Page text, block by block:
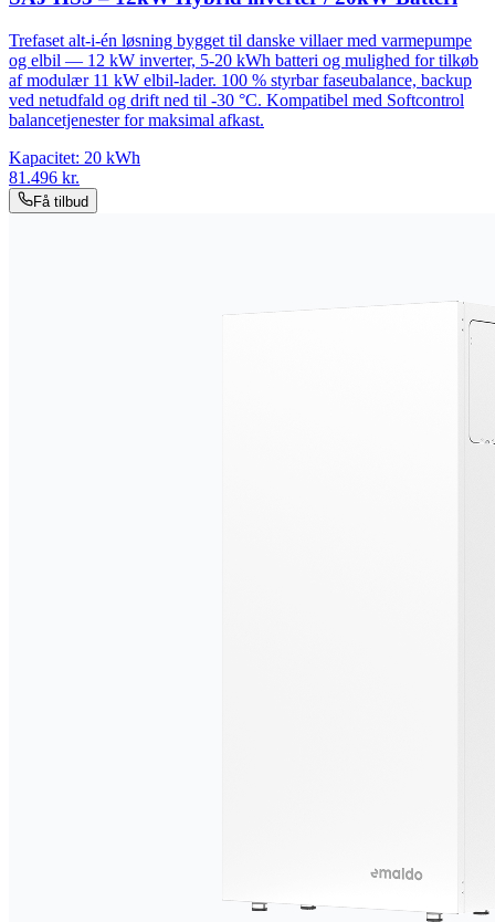
Trefaset alt-i-én løsning bygget til danske villaer med varmepumpe
og elbil — 12 kW inverter, 5-20 kWh batteri og mulighed for tilkøb
af modulær 11 kW elbil-lader. 100 % styrbar faseubalance, backup
ved netudfald og drift ned til -30 °C. Kompatibel med Softcontrol
balancetjenester for maksimal afkast.
Kapacitet: 20 kWh
81.496 kr.
Få tilbud